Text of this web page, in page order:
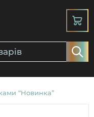
“Новинка”